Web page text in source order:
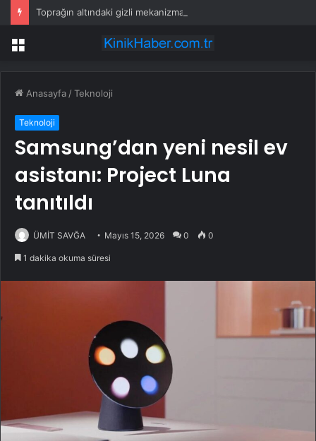
Menü
Anasayfa /Teknoloji
Teknoloji
Samsung’dan yeni nesil ev
asistanı: Project Luna
tanıtıldı
ÜMİT SAVĞA Mayıs 15, 2026 0 0
1 dakika okuma süresi